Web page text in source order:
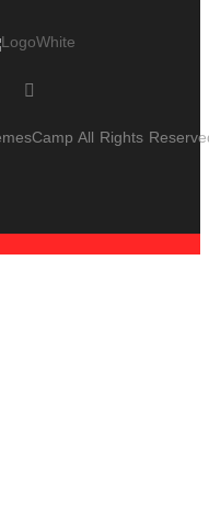
All Rights